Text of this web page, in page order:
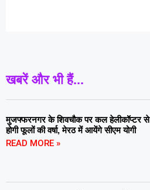
खबरें और भी हैं...
मुजफ्फरनगर के शिवचौक पर कल हेलीकॉप्टर से
होगी फूलों की वर्षा, मेरठ में आयेंगे सीएम योगी
READ MORE »